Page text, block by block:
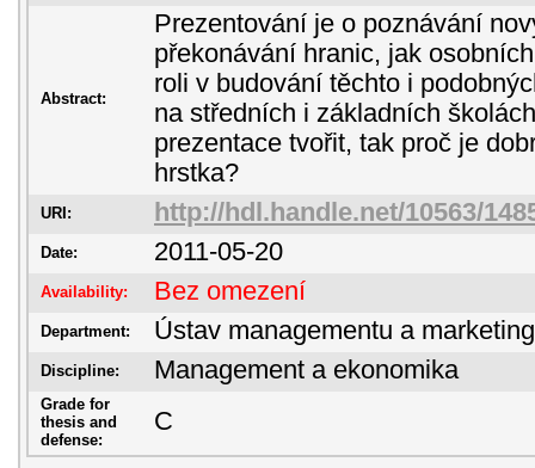
Abstract:
Prezentování je o poznávání
překonávání hranic, jak
roli v budování těchto i
na středních i základních
prezentace tvořit, tak proč je
hrstka?
URI: http://hdl.handle.net/10563/
Date: 2011-05-20
Availability: Bez omezení
Department: Ústav managementu a
Discipline: Management a ekonomika
Grade for
thesis and
defense:
C